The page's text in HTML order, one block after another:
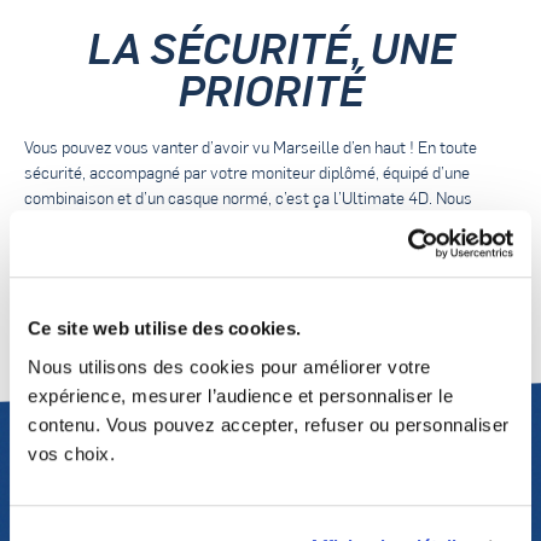
Ce site web utilise des cookies.
Nous utilisons des cookies pour améliorer votre
expérience, mesurer l’audience et personnaliser le
contenu. Vous pouvez accepter, refuser ou personnaliser
vos choix.
LA SÉCURITÉ, UNE
PRIORITÉ
Vous pouvez vous vanter d’avoir vu Marseille d’en haut ! En toute
sécurité, accompagné par votre moniteur diplômé, équipé d’une
combinaison et d’un casque normé, c’est ça l’Ultimate 4D. Nous
adaptons le vent en fonction de vous pour une expérience totale et
sans aucun risque. Tout en respectant les règles sanitaires.